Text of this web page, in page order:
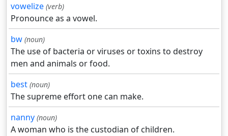
vowelize (verb)
Pronounce as a vowel.
bw (noun)
The use of bacteria or viruses or toxins to destroy
men and animals or food.
best (noun)
The supreme effort one can make.
nanny (noun)
A woman who is the custodian of children.